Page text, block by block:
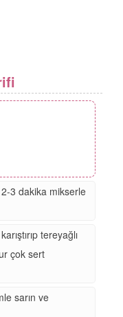
2-3 dakika mikserle
tereyağlı
çok sert
sarın ve